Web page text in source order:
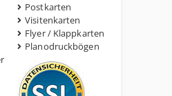
Postkarten
Visitenkarten
Flyer / Klappkarten
Planodruckbögen